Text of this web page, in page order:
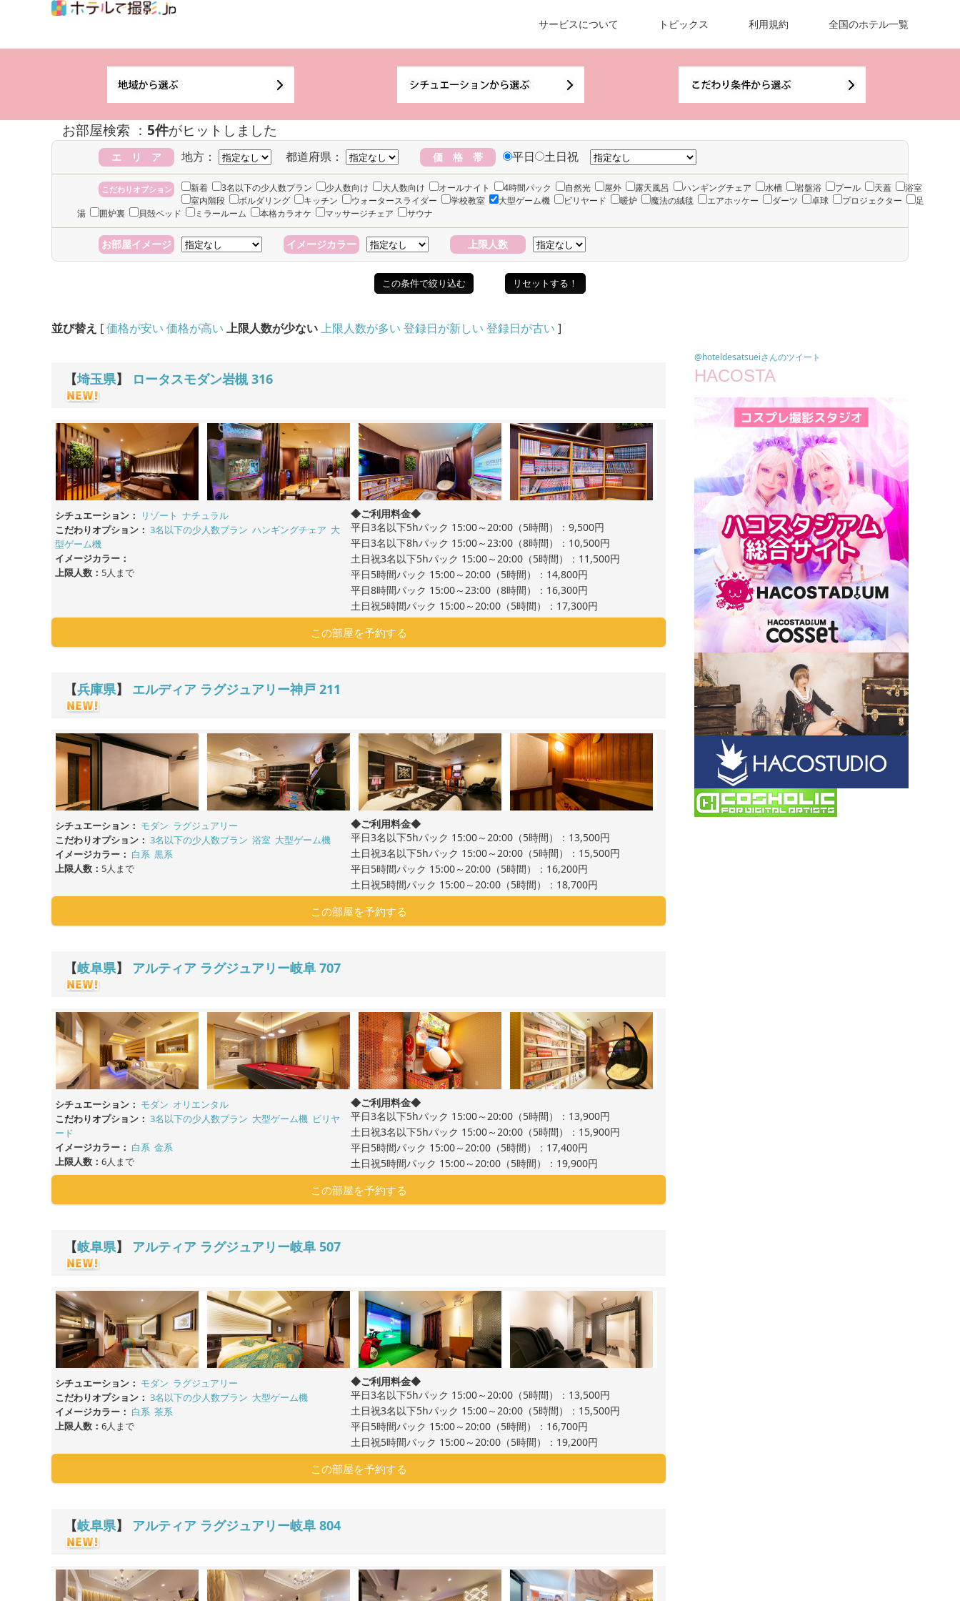
サービスについて トピックス 利用規約 全国のホテル一覧
お部屋検索 ： 5件がヒットしました
エ リ ア 地方： 都道府県： 価 格 帯 平日 土日祝
こだわりオプション 新着 3名以下の少人数プラン 少人数向け 大人数向け オールナイト 4時間パック 自然光 屋外 露天風呂 ハンギングチェア 水槽 岩盤浴 プール 天蓋
浴室
室内階段
ボルダリング キッチン ウォータースライダー 学校教室 大型ゲーム機 ビリヤード 暖炉 魔法の絨毯 エアホッケー ダーツ 卓球 プロジェクター
足
湯
囲炉裏 貝殻ベッド ミラールーム 本格カラオケ マッサージチェア サウナ
お部屋イメージ イメージカラー 上限人数
並び替え [価格が安い 価格が高い 上限人数が少ない上限人数が多い 登録日が新しい 登録日が古い ]
【埼玉県】 ロータスモダン岩槻 316
シチュエーション： リゾート ナチュラル
こだわりオプション： 3名以下の少人数プラン ハンギングチェア 大
型ゲーム機
イメージカラー：
上限人数： 5人まで
◆ご利用料金◆
平日3名以下5hパック 15:00～20:00（5時間）：9,500円
平日3名以下8hパック 15:00～23:00（8時間）：10,500円
土日祝3名以下5hパック 15:00～20:00（5時間）：11,500円
平日5時間パック 15:00～20:00（5時間）：14,800円
平日8時間パック 15:00～23:00（8時間）：16,300円
土日祝5時間パック 15:00～20:00（5時間）：17,300円
この部屋を予約する
【兵庫県】 エルディア ラグジュアリー神戸 211
シチュエーション： モダン ラグジュアリー
こだわりオプション： 3名以下の少人数プラン 浴室 大型ゲーム機
イメージカラー： 白系 黒系
上限人数： 5人まで
◆ご利用料金◆
平日3名以下5hパック 15:00～20:00（5時間）：13,500円
土日祝3名以下5hパック 15:00～20:00（5時間）：15,500円
平日5時間パック 15:00～20:00（5時間）：16,200円
土日祝5時間パック 15:00～20:00（5時間）：18,700円
この部屋を予約する
【岐阜県】 アルティア ラグジュアリー岐阜 707
シチュエーション： モダン オリエンタル
こだわりオプション： 3名以下の少人数プラン 大型ゲーム機 ビリヤ
ード
イメージカラー： 白系 金系
上限人数： 6人まで
◆ご利用料金◆
平日3名以下5hパック 15:00～20:00（5時間）：13,900円
土日祝3名以下5hパック 15:00～20:00（5時間）：15,900円
平日5時間パック 15:00～20:00（5時間）：17,400円
土日祝5時間パック 15:00～20:00（5時間）：19,900円
この部屋を予約する
【岐阜県】 アルティア ラグジュアリー岐阜 507
シチュエーション： モダン ラグジュアリー
こだわりオプション： 3名以下の少人数プラン 大型ゲーム機
イメージカラー： 白系 茶系
上限人数： 6人まで
◆ご利用料金◆
平日3名以下5hパック 15:00～20:00（5時間）：13,500円
土日祝3名以下5hパック 15:00～20:00（5時間）：15,500円
平日5時間パック 15:00～20:00（5時間）：16,700円
土日祝5時間パック 15:00～20:00（5時間）：19,200円
この部屋を予約する
【岐阜県】 アルティア ラグジュアリー岐阜 804
@hoteldesatsueiさんのツイート
HACOSTA